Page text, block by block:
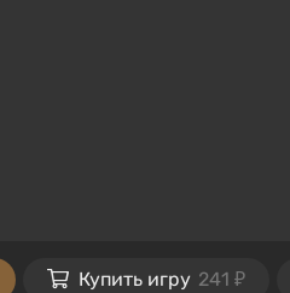
Купить игру 241 ₽